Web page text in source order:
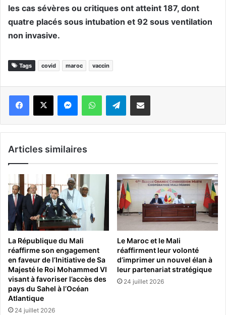
les cas sévères ou critiques ont atteint 187, dont
quatre placés sous intubation et 92 sous ventilation
non invasive.
Tags covid maroc vaccin
WhatsApp Telegram
Articles similaires
La République du Mali
réaffirme son engagement
en faveur de l’Initiative de Sa
Majesté le Roi Mohammed VI
visant à favoriser l’accès des
pays du Sahel à l’Océan
Atlantique
24 juillet 2026
Le Maroc et le Mali
réaffirment leur volonté
d’imprimer un nouvel élan à
leur partenariat stratégique
24 juillet 2026